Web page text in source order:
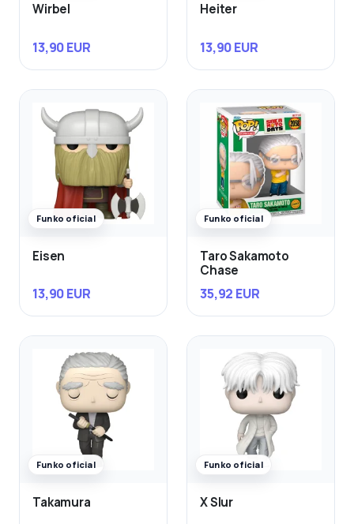
Wirbel
13,90 EUR
Heiter
13,90 EUR
Funko oficial
Eisen
13,90 EUR
Funko oficial
Taro Sakamoto
Chase
35,92 EUR
Funko oficial
Takamura
Funko oficial
X Slur